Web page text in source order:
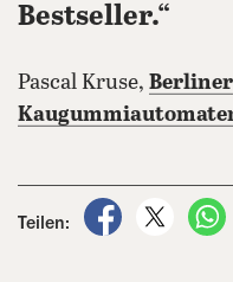
Bestseller.“
Pascal Kruse, Berliner
Teilen:
auf auf X